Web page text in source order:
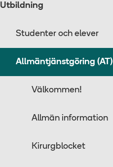
Utbildning
Studenter och elever
Allmäntjänstgöring (AT)
Välkommen!
Allmän information
Kirurgblocket